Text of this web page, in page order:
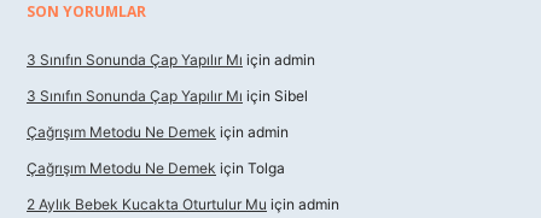
SON YORUMLAR
3 Sınıfın Sonunda Çap Yapılır Mı için admin
3 Sınıfın Sonunda Çap Yapılır Mı için Sibel
Çağrışım Metodu Ne Demek için admin
Çağrışım Metodu Ne Demek için Tolga
2 Aylık Bebek Kucakta Oturtulur Mu için admin